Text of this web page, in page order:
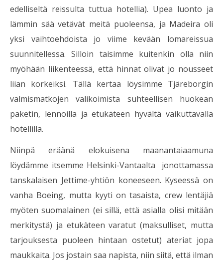
edelliseltä reissulta tuttua hotellia). Upea luonto ja
lämmin sää vetävät meitä puoleensa, ja Madeira oli
yksi vaihtoehdoista jo viime kevään lomareissua
suunnitellessa. Silloin taisimme kuitenkin olla niin
myöhään liikenteessä, että hinnat olivat jo nousseet
liian korkeiksi. Tällä kertaa löysimme Tjäreborgin
valmismatkojen valikoimista suhteellisen huokean
paketin, lennoilla ja etukäteen hyvältä vaikuttavalla
hotellilla.
Niinpä eräänä elokuisena maanantaiaamuna
löydämme itsemme Helsinki-Vantaalta jonottamassa
tanskalaisen Jettime-yhtiön koneeseen. Kyseessä on
vanha Boeing, mutta kyyti on tasaista, crew lentäjiä
myöten suomalainen (ei sillä, että asialla olisi mitään
merkitystä) ja etukäteen varatut (maksulliset, mutta
tarjouksesta puoleen hintaan ostetut) ateriat jopa
maukkaita. Jos jostain saa napista, niin siitä, että ilman